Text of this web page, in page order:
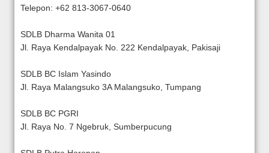
Telepon: +62 813-3067-0640
SDLB Dharma Wanita 01
Jl. Raya Kendalpayak No. 222 Kendalpayak, Pakisaji
SDLB BC Islam Yasindo
Jl. Raya Malangsuko 3A Malangsuko, Tumpang
SDLB BC PGRI
Jl. Raya No. 7 Ngebruk, Sumberpucung